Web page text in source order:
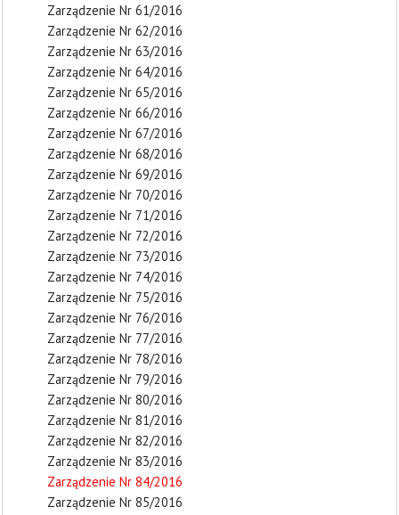
Zarządzenie Nr 61/2016
Zarządzenie Nr 62/2016
Zarządzenie Nr 63/2016
Zarządzenie Nr 64/2016
Zarządzenie Nr 65/2016
Zarządzenie Nr 66/2016
Zarządzenie Nr 67/2016
Zarządzenie Nr 68/2016
Zarządzenie Nr 69/2016
Zarządzenie Nr 70/2016
Zarządzenie Nr 71/2016
Zarządzenie Nr 72/2016
Zarządzenie Nr 73/2016
Zarządzenie Nr 74/2016
Zarządzenie Nr 75/2016
Zarządzenie Nr 76/2016
Zarządzenie Nr 77/2016
Zarządzenie Nr 78/2016
Zarządzenie Nr 79/2016
Zarządzenie Nr 80/2016
Zarządzenie Nr 81/2016
Zarządzenie Nr 82/2016
Zarządzenie Nr 83/2016
Zarządzenie Nr 84/2016
Zarządzenie Nr 85/2016